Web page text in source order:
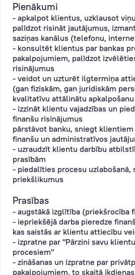
Pienākumi
- apkalpot klientus, uzklausot
palīdzot risināt jautājumus,
saziņas kanālus (telefonu,
- konsultēt klientus par bankas
pakalpojumiem, palīdzot
risinājumus
- veidot un uzturēt ilgtermiņa
(gan fiziskām, gan juridiskām
kvalitatīvu attālinātu apkalpošanu
- izzināt klientu vajadzības un
finanšu risinājumus
pārstāvot banku, sniegt
finanšu un administratīvos
- uzraudzīt klientu darbību
prasībām
- piedalīties procesu uzlabošanā,
priekšlikumus
Prasības
- augstākā izglītība (priekšrocība
- iepriekšējā darba pieredze
kas saistās ar klientu attiecību
- izpratne par "Pārzini savu
procesiem"
- zināšanas un izpratne par
pakalpojumiem, to skaitā